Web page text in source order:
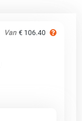
Van € 106.40